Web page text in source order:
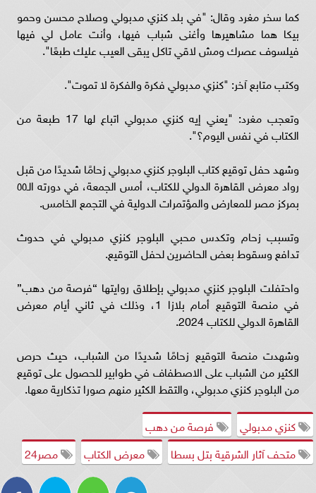
كما سخر مغرد وقال: "في بلد كنزي مدبولي وصلاح محسن وحمو
بيكا هما مشاهيرها وأغنى شباب فيها، وأنت عامل لي فيها
فيلسوف عصرك ومش لاقي تاكل يبقى العيب عليك طبعًا".
وكتب متابع آخر: "كنزي مدبولي فكرة والفكرة لا تموت".
وتعجب مغرد: "يعني إيه كنزي مدبولي اتباع لها 17 طبعة من
الكتاب في نفس اليوم؟".
وشهد حفل توقيع كتاب البلوجر كنزي مدبولي زحامًا شديدًا من قبل
رواد معرض القاهرة الدولي للكتاب، أمس الجمعة، في دورته الـ٥٥
بمركز مصر للمعارض والمؤتمرات الدولية في التجمع الخامس.
وتسبب زحام وتكدس محبي البلوجر كنزي مدبولي في حدوث
تدافع وسقوط بعض الحاضرين لحفل التوقيع.
واحتفلت البلوجر كنزي مدبولي بإطلاق روايتها “فرصة من دهب”
في منصة التوقيع أمام بلازا 1، وذلك في ثاني أيام معرض
القاهرة الدولي للكتاب 2024.
وشهدت منصة التوقيع زحامًا شديدًا من الشباب، حيث حرص
الكثير من الشباب على الاصطفاف في طوابير للحصول على توقيع
من البلوجر كنزي مدبولي، والتقط الكثير منهم صورا تذكارية معها.
كنزي مدبولي
فرصة من دهب
متحف آثار الشرقية بتل بسطا
معرض الكتاب مصر24